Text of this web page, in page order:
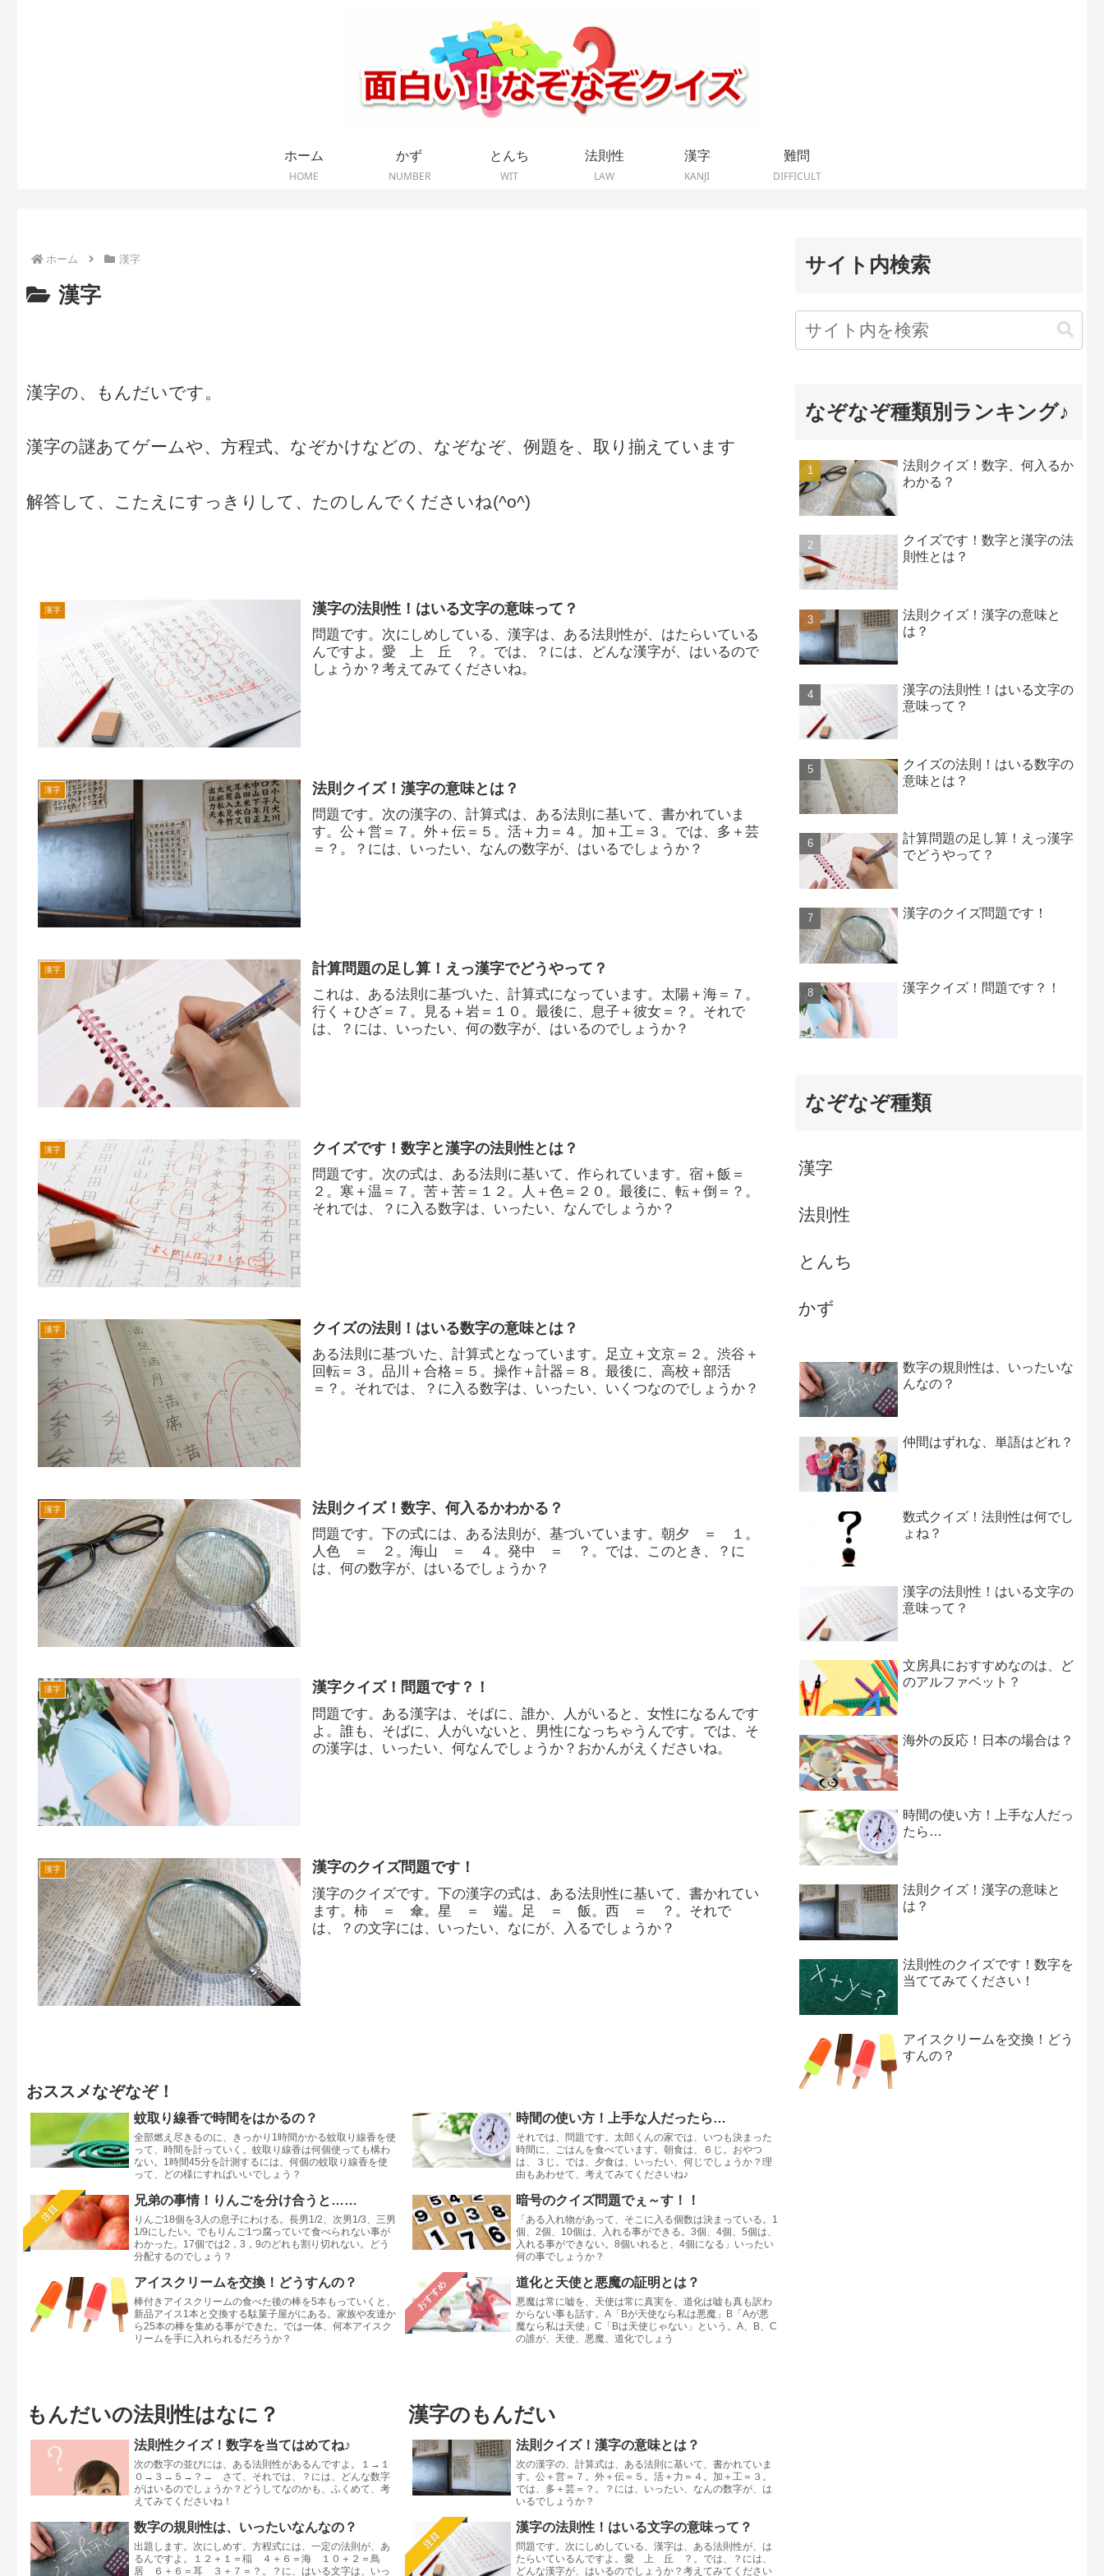
ホーム
HOME
かず
NUMBER
とんち
WIT
法則性
LAW
漢字
KANJI
難問
DIFFICULT
ホーム 漢字
漢字
漢字の、もんだいです。
漢字の謎あてゲームや、方程式、なぞかけなどの、なぞなぞ、例題を、取り揃えています
解答して、こたえにすっきりして、たのしんでくださいね(^o^)
漢字 漢字の法則性！はいる文字の意味って？
問題です。次にしめしている、漢字は、ある法則性が、はたらいている
んですよ。愛 上 丘 ？。では、？には、どんな漢字が、はいるので
しょうか？考えてみてくださいね。
漢字 法則クイズ！漢字の意味とは？
問題です。次の漢字の、計算式は、ある法則に基いて、書かれていま
す。公＋営＝７。外＋伝＝５。活＋力＝４。加＋工＝３。では、多＋芸
＝？。？には、いったい、なんの数字が、はいるでしょうか？
漢字 計算問題の足し算！えっ漢字でどうやって？
これは、ある法則に基づいた、計算式になっています。太陽＋海＝７。
行く＋ひざ＝７。見る＋岩＝１０。最後に、息子＋彼女＝？。それで
は、？には、いったい、何の数字が、はいるのでしょうか？
漢字 クイズです！数字と漢字の法則性とは？
問題です。次の式は、ある法則に基いて、作られています。宿＋飯＝
２。寒＋温＝７。苦＋苦＝１２。人＋色＝２０。最後に、転＋倒＝？。
それでは、？に入る数字は、いったい、なんでしょうか？
漢字 クイズの法則！はいる数字の意味とは？
ある法則に基づいた、計算式となっています。足立＋文京＝２。渋谷＋
回転＝３。品川＋合格＝５。操作＋計器＝８。最後に、高校＋部活
＝？。それでは、？に入る数字は、いったい、いくつなのでしょうか？
漢字 法則クイズ！数字、何入るかわかる？
問題です。下の式には、ある法則が、基づいています。朝夕 ＝ １。
人色 ＝ ２。海山 ＝ ４。発中 ＝ ？。では、このとき、？に
は、何の数字が、はいるでしょうか？
漢字 漢字クイズ！問題です？！
問題です。ある漢字は、そばに、誰か、人がいると、女性になるんです
よ。誰も、そばに、人がいないと、男性になっちゃうんです。では、そ
の漢字は、いったい、何なんでしょうか？おかんがえくださいね。
漢字 漢字のクイズ問題です！
漢字のクイズです。下の漢字の式は、ある法則性に基いて、書かれてい
ます。柿 ＝ 傘。星 ＝ 端。足 ＝ 飯。西 ＝ ？。それで
は、？の文字には、いったい、なにが、入るでしょうか？
おススメなぞなぞ！
蚊取り線香で時間をはかるの？
全部燃え尽きるのに、きっかり1時間かかる蚊取り線香を使
って、時間を計っていく。蚊取り線香は何個使っても構わ
ない。1時間45分を計測するには、何個の蚊取り線香を使
って、どの様にすればいいでしょう？
注目
兄弟の事情！りんごを分け合うと……
りんご18個を3人の息子にわける。長男1/2、次男1/3、三男
1/9にしたい。でもりんご1つ腐っていて食べられない事が
わかった。17個では2，3，9のどれも割り切れない。どう
分配するのでしょう？
アイスクリームを交換！どうすんの？
棒付きアイスクリームの食べた後の棒を5本もっていくと、
新品アイス1本と交換する駄菓子屋がにある。家族や友達か
ら25本の棒を集める事ができた。では一体、何本アイスク
リームを手に入れられるだろうか？
時間の使い方！上手な人だったら…
それでは、問題です。太郎くんの家では、いつも決まった
時間に、ごはんを食べています。朝食は、６じ。おやつ
は、３じ。では、夕食は、いったい、何じでしょうか？理
由もあわせて、考えてみてくださいね♪
暗号のクイズ問題でぇ～す！！
「ある入れ物があって、そこに入る個数は決まっている。1
個、2個、10個は、入れる事ができる。3個、4個、5個は、
入れる事ができない。8個いれると、4個になる」いったい
何の事でしょうか？
おすすめ 道化と天使と悪魔の証明とは？
悪魔は常に嘘を、天使は常に真実を、道化は嘘も真も訳わ
からない事も話す。A「Bが天使なら私は悪魔」B「Aが悪
魔なら私は天使」C「Bは天使じゃない」という。A、B、C
の誰が、天使、悪魔、道化でしょう
もんだいの法則性はなに？
法則性クイズ！数字を当てはめてね♪
次の数字の並びには、ある法則性があるんですよ。１→１
０→３→５→？→ さて、それでは、？には、どんな数字
がはいるのでしょうか？どうしてなのかも、ふくめて、考
えてみてくださいね！
数字の規則性は、いったいなんなの？
出題します。次にしめす、方程式には、一定の法則が、あ
るんですよ。１２＋１＝稲 ４＋６＝海 １０＋２＝鳥
居 ６＋６＝耳 ３＋７＝？。？に、はいる文字は、いっ
漢字のもんだい
法則クイズ！漢字の意味とは？
次の漢字の、計算式は、ある法則に基いて、書かれていま
す。公＋営＝７。外＋伝＝５。活＋力＝４。加＋工＝３。
では、多＋芸＝？。？には、いったい、なんの数字が、は
いるでしょうか？
注目
漢字の法則性！はいる文字の意味って？
問題です。次にしめしている、漢字は、ある法則性が、は
たらいているんですよ。愛 上 丘 ？。では、？には、
どんな漢字が、はいるのでしょうか？考えてみてください
サイト内検索
なぞなぞ種類別ランキング♪
法則クイズ！数字、何入るか
わかる？
クイズです！数字と漢字の法
則性とは？
法則クイズ！漢字の意味と
は？
漢字の法則性！はいる文字の
意味って？
クイズの法則！はいる数字の
意味とは？
計算問題の足し算！えっ漢字
でどうやって？
漢字のクイズ問題です！
漢字クイズ！問題です？！
なぞなぞ種類
漢字
法則性
とんち
かず
数字の規則性は、いったいな
んなの？
仲間はずれな、単語はどれ？
数式クイズ！法則性は何でし
ょね？
漢字の法則性！はいる文字の
意味って？
文房具におすすめなのは、ど
のアルファベット？
海外の反応！日本の場合は？
時間の使い方！上手な人だっ
たら…
法則クイズ！漢字の意味と
は？
法則性のクイズです！数字を
当ててみてください！
アイスクリームを交換！どう
すんの？